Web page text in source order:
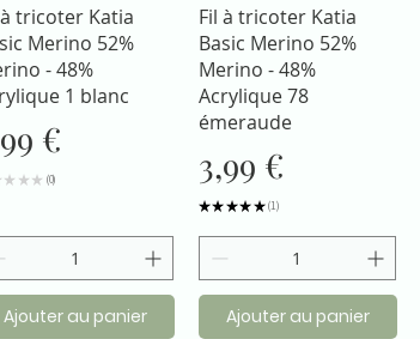
Aperçu rapide
tricoter Katia
Merino 52%
- 48%
1 blanc
€
★ ★ ★ 0
0
Ajouter au panier
Aperçu rapide
Fil à tricoter Katia
Basic Merino 52%
Merino - 48%
Acrylique 78
émeraude
Prix
3,99 €
★★ ★★ ★ 1
1
Ajouter au panier